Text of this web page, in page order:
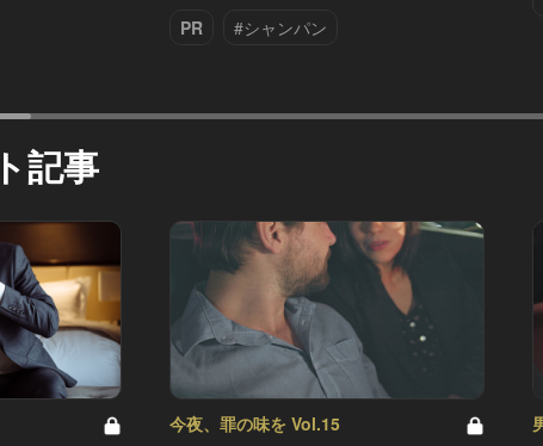
PR #シャンパン
記事
今夜、罪の味を Vol.15